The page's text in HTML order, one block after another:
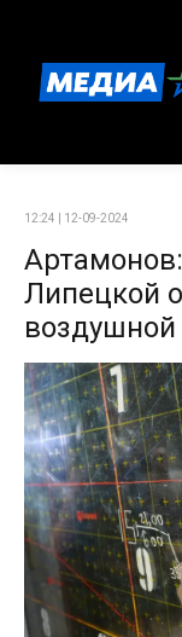
12:24 | 12-09-2024
Липецкой
воздушной